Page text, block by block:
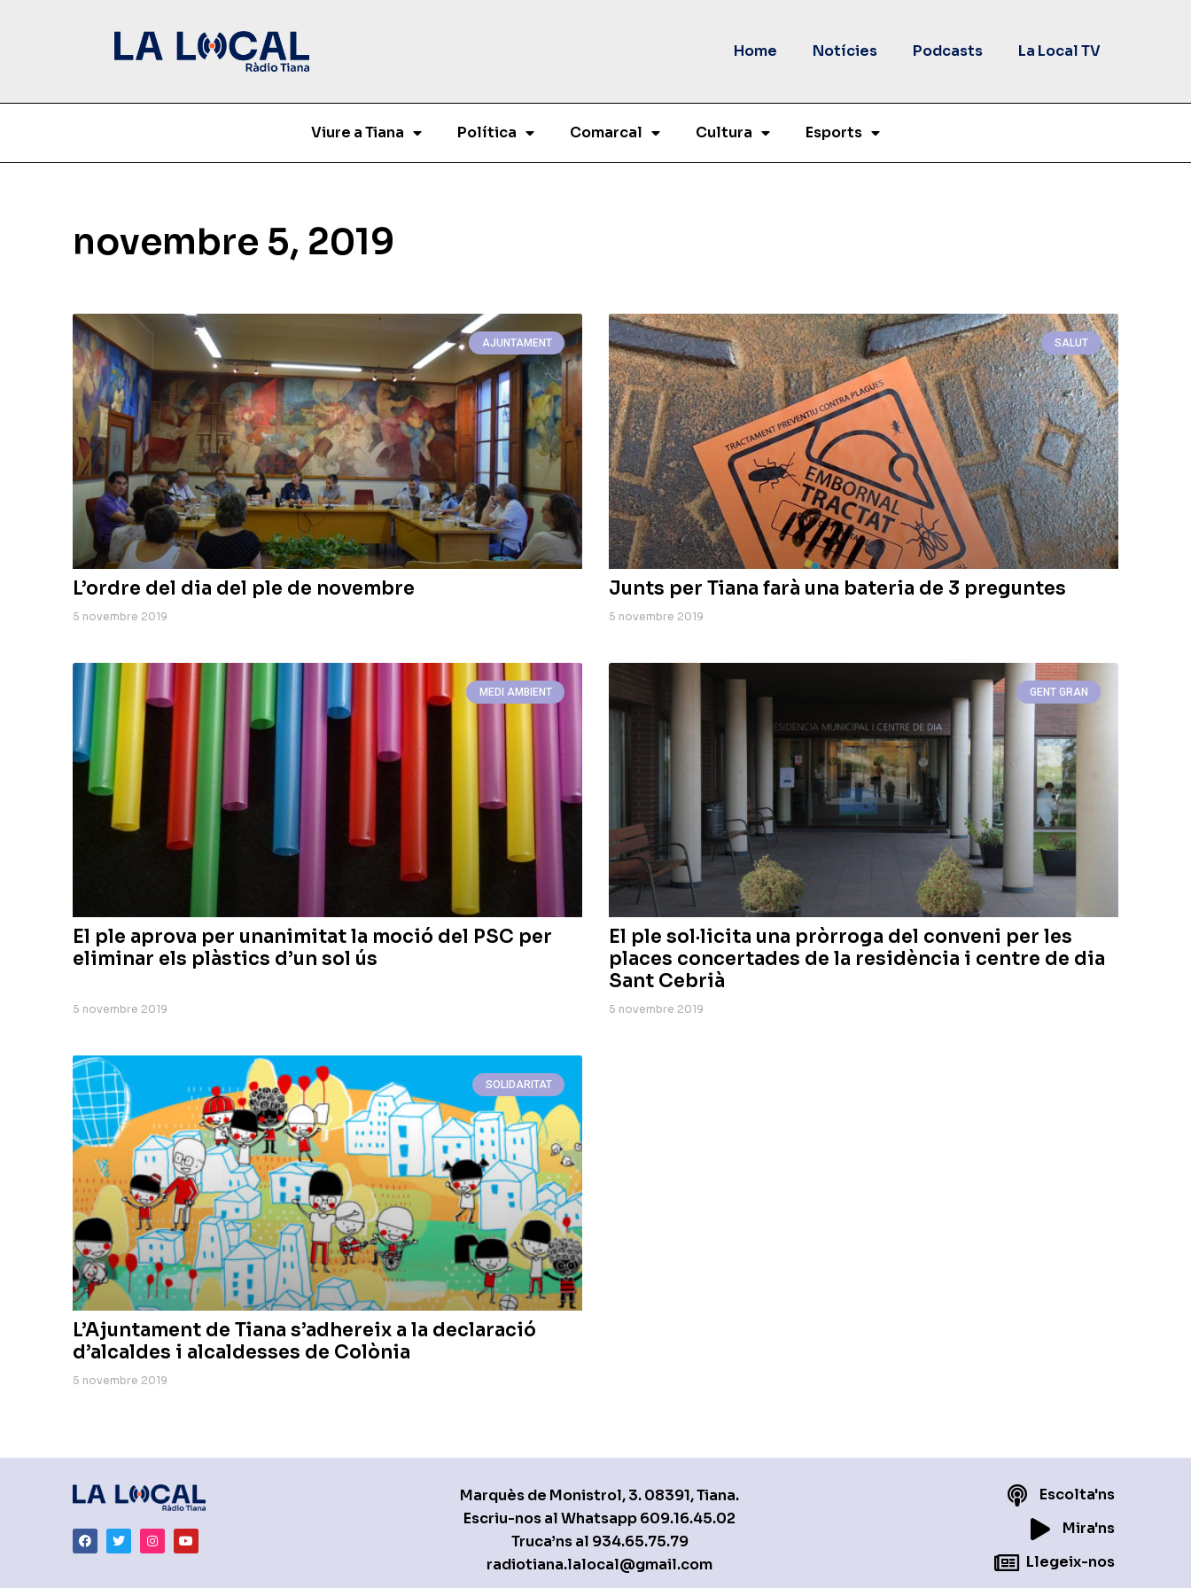
Home Notícies Podcasts La Local TV
Viure a Tiana Política Comarcal Cultura Esports
novembre 5, 2019
AJUNTAMENT
L’ordre del dia del ple de novembre
5 novembre 2019
SALUT
Junts per Tiana farà una bateria de 3 preguntes
5 novembre 2019
MEDI AMBIENT
El ple aprova per unanimitat la moció del PSC per
eliminar els plàstics d’un sol ús
5 novembre 2019
GENT GRAN
El ple sol·licita una pròrroga del conveni per les
places concertades de la residència i centre de dia
Sant Cebrià
5 novembre 2019
SOLIDARITAT
L’Ajuntament de Tiana s’adhereix a la declaració
d’alcaldes i alcaldesses de Colònia
5 novembre 2019
Marquès de Monistrol, 3. 08391, Tiana.
Escriu-nos al Whatsapp609.16.45.02
Truca’ns al 934.65.75.79
radiotiana.lalocal@gmail.com
Escolta'ns
Mira'ns
Llegeix-nos